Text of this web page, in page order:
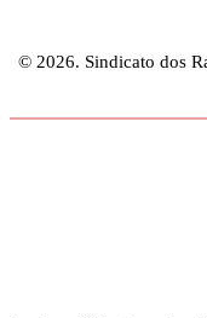
© 2026. Sindicato dos